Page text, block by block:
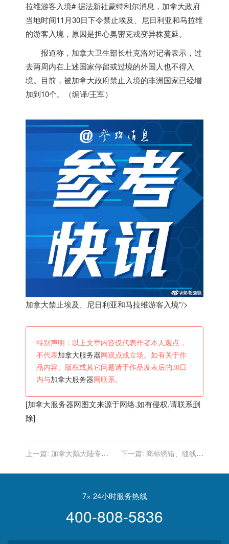
拉维游客入境# 据法新社蒙特利尔消息， 加拿大政府
当地时间11月30日下令禁止埃及、尼日利亚和马拉维
的游客入境，原因是担心奥密克戎变异株蔓延。
报道称， 加拿大卫生部长杜克洛对记者表示，过
去两周内在上述国家停留或过境的外国人也不得入
境。目前，被加拿大政府禁止入境的非洲国家已经增
加到10个。（编译/王军）
加拿大禁止埃及、尼日利亚和马拉维游客入境”/>
特别声明：以上文章内容仅代表作者本人观点，
不代表加拿大服务器 网观点或立场。如有关于作
品内容、版权或其它问题请于作品发表后的30日
内与加拿大服务器 网联系。
[加拿大服务器网图文来源于网络,如有侵权,请联系删
除]
上一篇: 加拿大鹅大陆专卖
是中国区通用条款
下一篇: 商标绣错、缝线粗
退货？加拿大鹅又上热搜！
7× 24小时服务热线
400-808-5836